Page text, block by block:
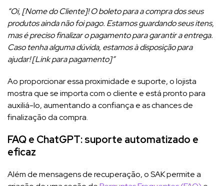
“Oi, [Nome do Cliente]! O boleto para a compra dos seus
produtos ainda não foi pago. Estamos guardando seus itens,
mas é preciso finalizar o pagamento para garantir a entrega.
Caso tenha alguma dúvida, estamos à disposição para
ajudar! [Link para pagamento]”
Ao proporcionar essa proximidade e suporte, o lojista
mostra que se importa com o cliente e está pronto para
auxiliá-lo, aumentando a confiança e as chances de
finalização da compra.
FAQ e ChatGPT: suporte automatizado e
eficaz
Além de mensagens de recuperação, o SAK permite a